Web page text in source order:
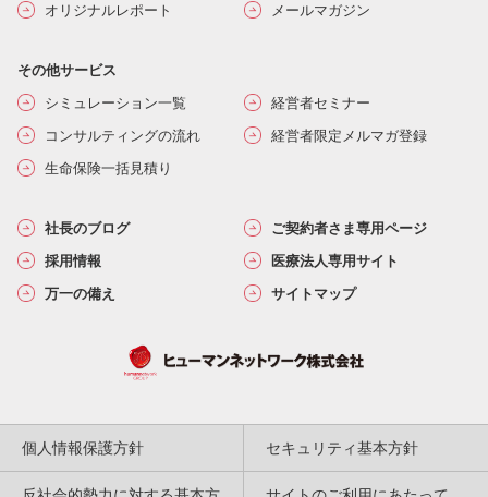
オリジナルレポート
メールマガジン
その他サービス
シミュレーション一覧
経営者セミナー
コンサルティングの流れ
経営者限定メルマガ登録
生命保険一括見積り
社長のブログ
ご契約者さま専用ページ
採用情報
医療法人専用サイト
万一の備え
サイトマップ
個人情報保護方針 セキュリティ基本方針